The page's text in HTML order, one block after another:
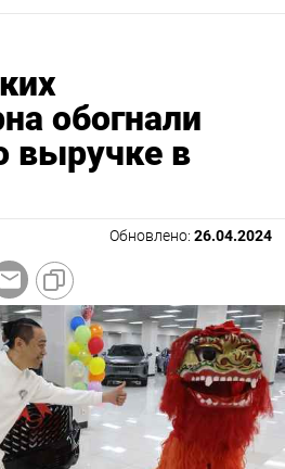
обогнали
выручке в
Обновлено: 26.04.2024